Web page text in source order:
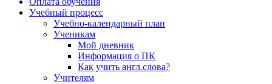
Учебный процесс
Учебно-календарный план
Ученикам
Мой дневник
Информация о ПК
Как учить англ.слова?
Учителям